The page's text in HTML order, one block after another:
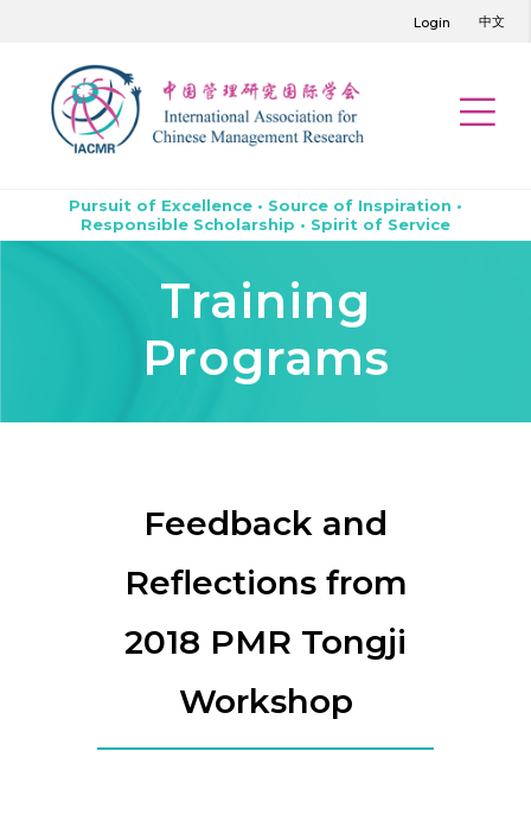
Login 中文
Pursuit of Excellence • Source of Inspiration •
Responsible Scholarship • Spirit of Service
Training
Programs
Feedback and
Reflections from
2018 PMR Tongji
Workshop